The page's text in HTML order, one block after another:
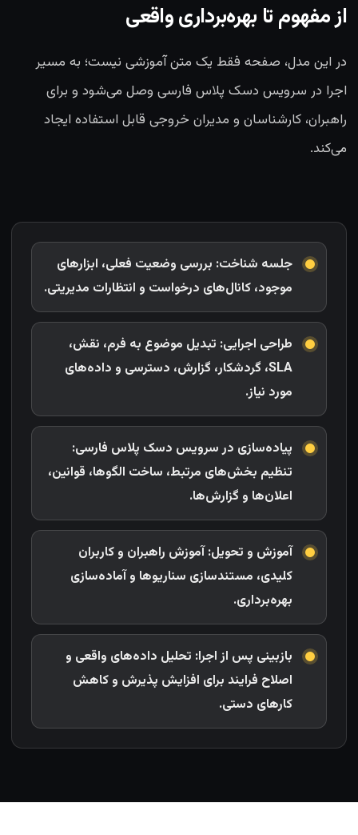
از مفهوم تا بهره‌برداری واقعی
در این مدل، صفحه فقط یک متن آموزشی نیست؛ به مسیر
اجرا در سرویس دسک پلاس فارسی وصل می‌شود و برای
راهبران، کارشناسان و مدیران خروجی قابل استفاده ایجاد
می‌کند.
جلسه شناخت: بررسی وضعیت فعلی، ابزارهای
موجود، کانال‌های درخواست و انتظارات مدیریتی.
طراحی اجرایی: تبدیل موضوع به فرم، نقش،
SLA، گردشکار، گزارش، دسترسی و داده‌های
مورد نیاز.
پیاده‌سازی در سرویس دسک پلاس فارسی:
تنظیم بخش‌های مرتبط، ساخت الگو‌ها، قوانین،
اعلان‌ها و گزارش‌ها.
آموزش و تحویل: آموزش راهبران و کاربران
کلیدی، مستندسازی سناریوها و آماده‌سازی
بهره‌برداری.
بازبینی پس از اجرا: تحلیل داده‌های واقعی و
اصلاح فرایند برای افزایش پذیرش و کاهش
کارهای دستی.